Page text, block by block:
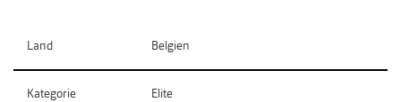
Land Belgien
Kategorie Elite